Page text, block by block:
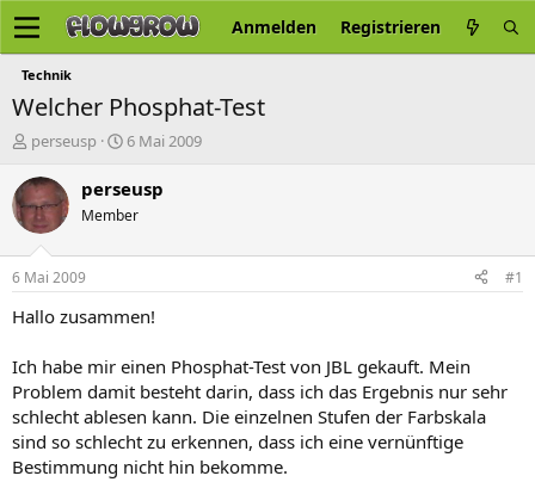
Anmelden Registrieren
Technik
Welcher Phosphat-Test
E
s
t
e
l
e
r
perseusp
E
s
e
t
a
6 Mai 2009
perseusp
Member
6 Mai 2009 #1
Hallo zusammen!
Ich habe mir einen Phosphat-Test von JBL gekauft. Mein
Problem damit besteht darin, dass ich das Ergebnis nur sehr
schlecht ablesen kann. Die einzelnen Stufen der Farbskala
sind so schlecht zu erkennen, dass ich eine vernünftige
Bestimmung nicht hin bekomme.